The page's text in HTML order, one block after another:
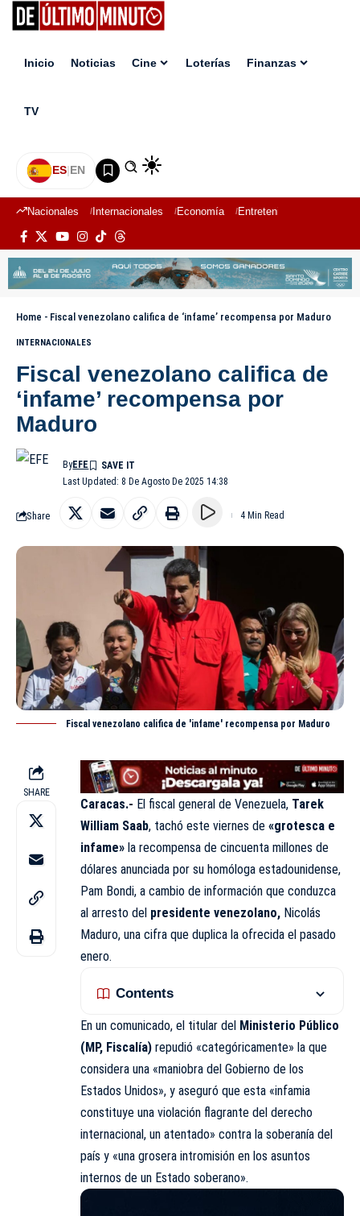
Inicio Noticias Cine Loterías Finanzas
TV
ES|EN
Nacionales Internacionales Economía Entretenimiento
Home - Fiscal venezolano califica de ‘infame’ recompensa por Maduro
INTERNACIONALES
Fiscal venezolano califica de
‘infame’ recompensa por
Maduro
Last Updated: 8 De Agosto De 2025 14:38
ByEFE
Share 4 Min Read
Fiscal venezolano califica de 'infame' recompensa por Maduro
SHARE
Caracas.- El fiscal general de Venezuela, Tarek
William Saab, tachó este viernes de «grotesca e
infame» la recompensa de cincuenta millones de
dólares anunciada por su homóloga estadounidense,
Pam Bondi, a cambio de información que conduzca
al arresto del presidente venezolano, Nicolás
Maduro, una cifra que duplica la ofrecida el pasado
enero.
Contents
En un comunicado, el titular del Ministerio Público
(MP, Fiscalía) repudió «categóricamente» la que
considera una «maniobra del Gobierno de los
Estados Unidos», y aseguró que esta «infamia
constituye una violación flagrante del derecho
internacional, un atentado» contra la soberanía del
país y «una grosera intromisión en los asuntos
internos de un Estado soberano».